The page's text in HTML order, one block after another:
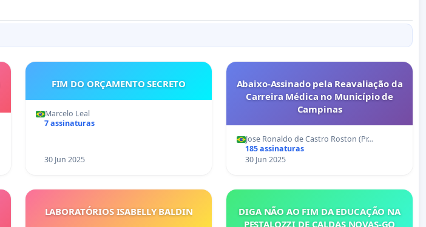
FIM DO ORÇAMENTO SECRETO
Marcelo Leal
7 assinaturas
30 Jun 2025
Abaixo-Assinado pela Reavaliação da
Carreira Médica no Município de
Campinas
Jose Ronaldo de Castro Roston (Pr…
185 assinaturas
30 Jun 2025
LABORATÓRIOS ISABELLY BALDIN
DIGA NÃO AO FIM DA EDUCAÇÃO NA
PESTALOZZI DE CALDAS NOVAS-GO